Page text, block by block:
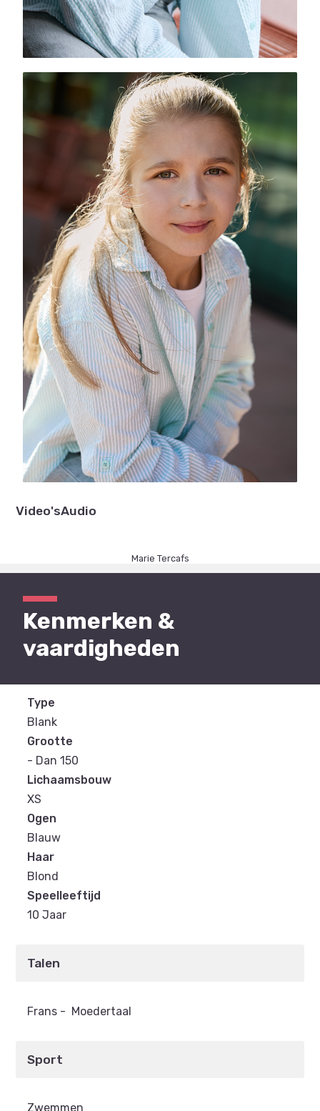
Video'sAudio
Marie Tercafs
Kenmerken &
vaardigheden
Type
Blank
Grootte
- Dan 150
Lichaamsbouw
XS
Ogen
Blauw
Haar
Blond
Speelleeftijd
10 Jaar
Talen
Frans - Moedertaal
Sport
Zwemmen